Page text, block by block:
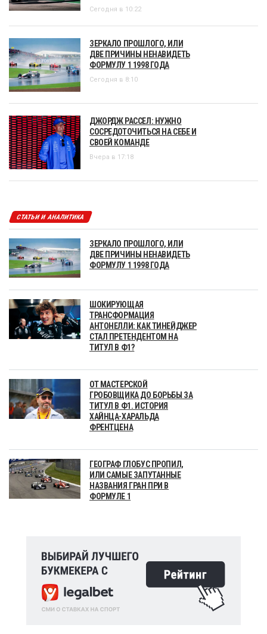
Сегодня в 10:22
ЗЕРКАЛО ПРОШЛОГО, ИЛИ
ДВЕ ПРИЧИНЫ НЕНАВИДЕТЬ
ФОРМУЛУ 1 1998 ГОДА
Сегодня в 8:10
ДЖОРДЖ РАССЕЛ: НУЖНО
СОСРЕДОТОЧИТЬСЯ НА СЕБЕ И
СВОЕЙ КОМАНДЕ
Вчера в 17:18
СТАТЬИ И АНАЛИТИКА
ЗЕРКАЛО ПРОШЛОГО, ИЛИ
ДВЕ ПРИЧИНЫ НЕНАВИДЕТЬ
ФОРМУЛУ 1 1998 ГОДА
ШОКИРУЮЩАЯ
ТРАНСФОРМАЦИЯ
АНТОНЕЛЛИ: КАК ТИНЕЙДЖЕР
СТАЛ ПРЕТЕНДЕНТОМ НА
ТИТУЛ В Ф1?
ОТ МАСТЕРСКОЙ
ГРОБОВЩИКА ДО БОРЬБЫ ЗА
ТИТУЛ В Ф1. ИСТОРИЯ
ХАЙНЦА-ХАРАЛЬДА
ФРЕНТЦЕНА
ГЕОГРАФ ГЛОБУС ПРОПИЛ,
ИЛИ САМЫЕ ЗАПУТАННЫЕ
НАЗВАНИЯ ГРАН ПРИ В
ФОРМУЛЕ 1